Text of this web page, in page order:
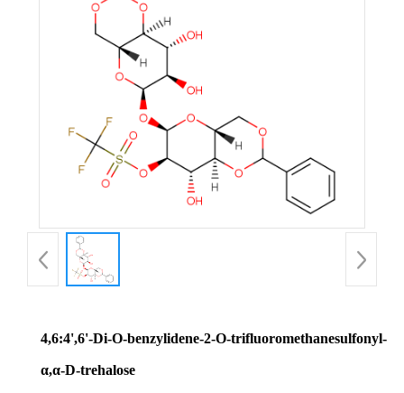
4,6:4',6'-Di-O-benzylidene-2-O-trifluoromethanesulfonyl-
α,α-D-trehalose